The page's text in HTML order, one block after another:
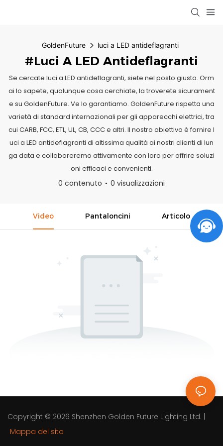
GoldenFuture luci a LED antideflagranti
#luci A LED Antideflagranti
Se cercate luci a LED antideflagranti, siete nel posto giusto. Orm
ai lo sapete, qualunque cosa cerchiate, la troverete sicurament
e su GoldenFuture. Ve lo garantiamo. GoldenFuture rispetta una
varietà di standard internazionali per gli apparecchi elettrici, tra
cui CARB, FCC, ETL, UL, CB, CCC e altri. Il nostro obiettivo è fornire l
uci a LED antideflagranti di altissima qualità ai nostri clienti di lun
ga data e collaboreremo attivamente con loro per offrire soluzi
oni efficaci e convenienti.
0 contenuto 0 visualizzazioni
Video Pantaloncini Articolo
Copyright © 2026 Shenzhen Golden Future Lighting Ltd. |
Mappa del sito